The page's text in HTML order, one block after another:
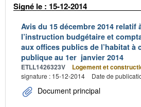
Signé le : 15-12-2014
Avis du 15 décembre 2014 relatif
l’instruction budgétaire et
aux offices publics de l’habitat à
publique au 1er janvier 2014
ETLL1426323V Logement et
signature : 15-12-2014
Date de
Document principal